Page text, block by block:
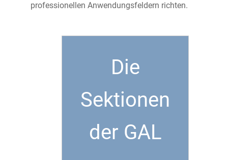
professionellen Anwendungsfeldern richten.
Die
Sektionen
der GAL